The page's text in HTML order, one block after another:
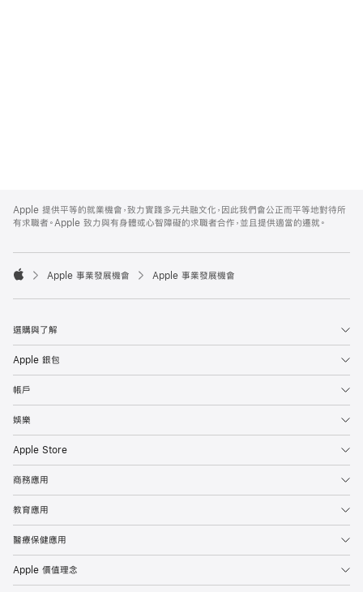
Footer
Apple 提供平等的就業機會，致力實踐多元共融文化，因此我們會公正而平等地對待所
有求職者。Apple 致力與有身體或心智障礙的求職者合作，並且提供適當的遷就。

Apple 事業發展機會 Apple 事業發展機會
選購與了解
Apple 銀包
帳戶
娛樂
Apple Store
商務應用
教育應用
醫療保健應用
Apple 價值理念